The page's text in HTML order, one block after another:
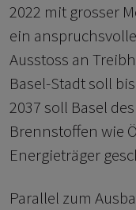
2022 mit grosser
ein
Ausstoss an
Basel-Stadt soll
2037 soll Basel
Brennstoffen wie
Energieträger
Parallel zum